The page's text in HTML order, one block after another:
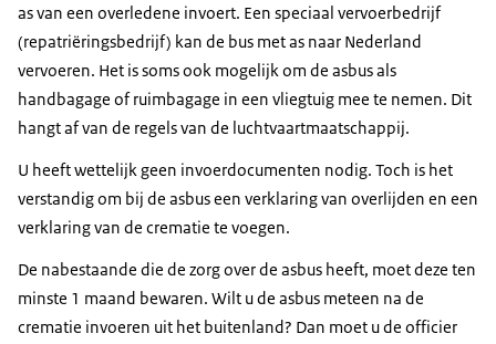
as van een overledene invoert. Een speciaal vervoerbedrijf
(repatriëringsbedrijf) kan de bus met as naar Nederland
vervoeren. Het is soms ook mogelijk om de asbus als
handbagage of ruimbagage in een vliegtuig mee te nemen. Dit
hangt af van de regels van de luchtvaartmaatschappij.
U heeft wettelijk geen invoerdocumenten nodig. Toch is het
verstandig om bij de asbus een verklaring van overlijden en een
verklaring van de crematie te voegen.
De nabestaande die de zorg over de asbus heeft, moet deze ten
minste 1 maand bewaren. Wilt u de asbus meteen na de
crematie invoeren uit het buitenland? Dan moet u de officier